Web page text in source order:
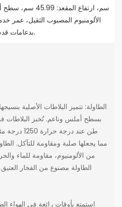
سم، ارتفاع
الألومنيوم المصبوب الثقيل، عمر
بدعامات قدم قابلة للتعديل لمنع تلف السطح.
الطاولة: تتميز البلاطات الأصلية
مما يجعلها صلبة ومقاومة للتآكل.
من الألومنيوم، مقاومة للماء
الطاولة مصنوع من الفخار
استمتع بأوقات رائعة في الهواء